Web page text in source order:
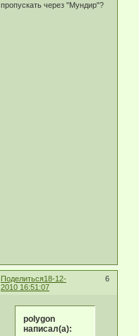
пропускать через "Мундир"?
Поделиться 6
18-12-
2010 16:51:07
polygon
написал(а):